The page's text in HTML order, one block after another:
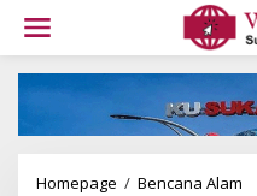
w
Homepage / Bencana Alam